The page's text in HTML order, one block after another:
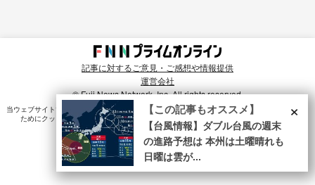
記事に対するご意見・ご感想や情報提供
運営会社
© Fuji News Network, Inc. All rights reserved.
当ウェブサイトでは、ユーザのニーズ・興味・関⼼に合致したコンテンツや広告配信を提供する
ためにクッキーを使⽤しています。詳細は、
プライバシーポリシー をご確認ください。×
【この記事もオススメ】
【台風情報】ダブル台風の週末
の進路予想は 本州は土曜晴れも
日曜は雲が...